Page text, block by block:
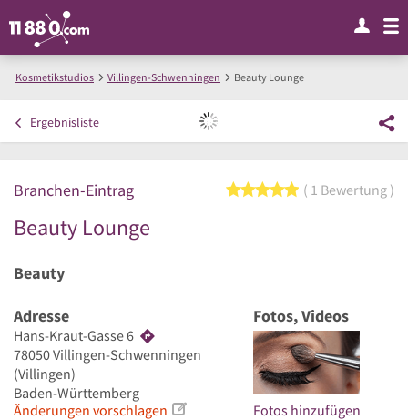
Kosmetikstudios Villingen-Schwenningen Beauty Lounge
Ergebnisliste
Branchen-Eintrag 5 von 5 Sternen
1 Bewertung
Beauty Lounge
Beauty
Adresse
Hans-Kraut-Gasse 6
78050Villingen-Schwenningen
(Villingen)
Baden-Württemberg
Änderungen vorschlagen
Fotos, Videos
Fotos hinzufügen